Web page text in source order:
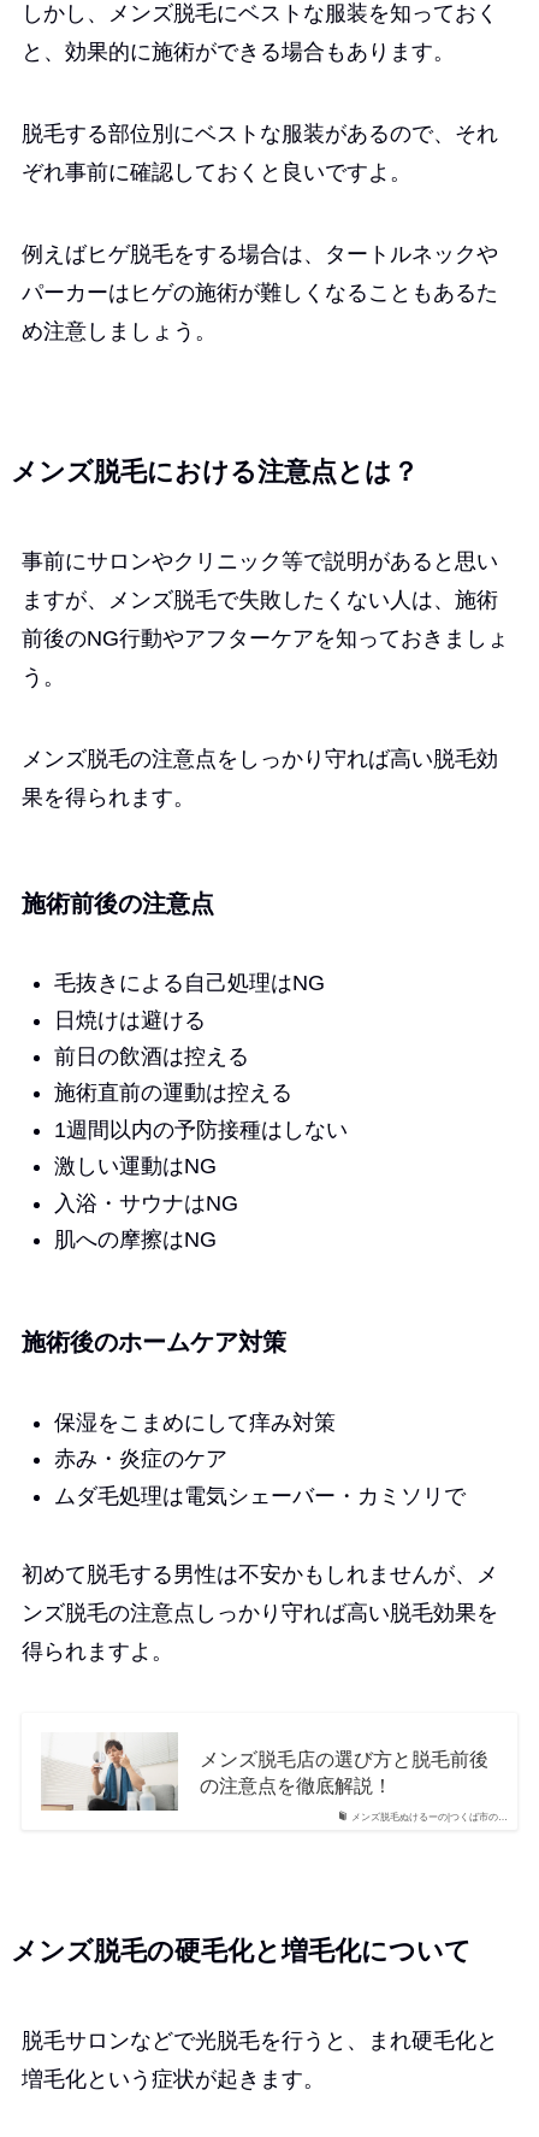
しかし、メンズ脱毛にベストな服装を知っておく
と、効果的に施術ができる場合もあります。
脱毛する部位別にベストな服装があるので、それ
ぞれ事前に確認しておくと良いですよ。
例えばヒゲ脱毛をする場合は、タートルネックや
パーカーはヒゲの施術が難しくなることもあるた
め注意しましょう。
メンズ脱毛における注意点とは？
事前にサロンやクリニック等で説明があると思い
ますが、メンズ脱毛で失敗したくない人は、施術
前後のNG行動やアフターケアを知っておきましょ
う。
メンズ脱毛の注意点をしっかり守れば高い脱毛効
果を得られます。
施術前後の注意点
毛抜きによる自己処理はNG
日焼けは避ける
前日の飲酒は控える
施術直前の運動は控える
1週間以内の予防接種はしない
激しい運動はNG
入浴・サウナはNG
肌への摩擦はNG
施術後のホームケア対策
保湿をこまめにして痒み対策
赤み・炎症のケア
ムダ毛処理は電気シェーバー・カミソリで
初めて脱毛する男性は不安かもしれませんが、メ
ンズ脱毛の注意点しっかり守れば高い脱毛効果を
得られますよ。
メンズ脱毛ぬけるーの|つくば市の…
メンズ脱毛店の選び方と脱毛前後
の注意点を徹底解説！
メンズ脱毛の硬毛化と増毛化について
脱毛サロンなどで光脱毛を行うと、まれ硬毛化と
増毛化という症状が起きます。